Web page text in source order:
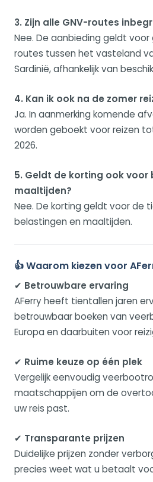
3. Zijn alle GNV-routes
Nee. De aanbieding geldt
routes tussen het vasteland
Sardinië, afhankelijk van
4. Kan ik ook na de zomer
Ja. In aanmerking komende
worden geboekt voor reizen
2026.
5. Geldt de korting ook voor
maaltijden?
Nee. De korting geldt voor de
belastingen en maaltijden.
👍 Waarom kiezen voor
✔ Betrouwbare ervaring
AFerry heeft tientallen jaren
betrouwbaar boeken van
Europa en daarbuiten voor
✔ Ruime keuze op één plek
Vergelijk eenvoudig
maatschappijen om de
uw reis past.
✔ Transparante prijzen
Duidelijke prijzen zonder
precies weet wat u betaalt